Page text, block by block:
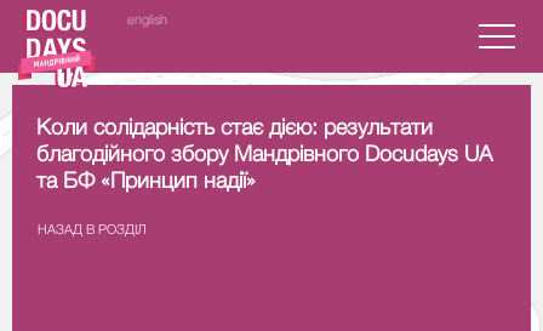
english
Коли солідарність стає дією: результати
благодійного збору Мандрівного Docudays UA
та БФ «Принцип надії»
НАЗАД В РОЗДIЛ